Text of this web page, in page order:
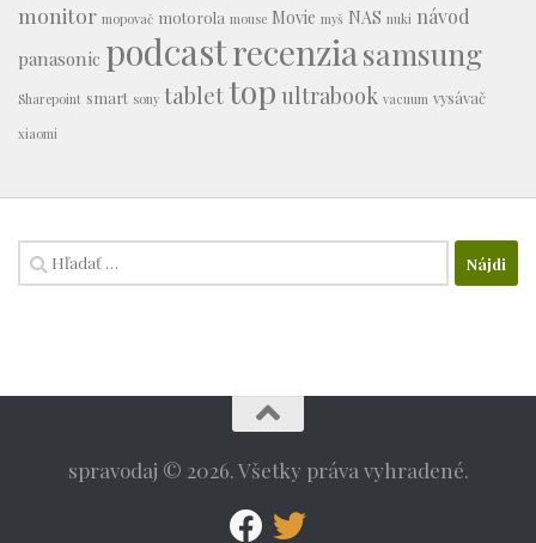
monitor mopovač motorola mouse Movie myš NAS nuki návod
panasonic podcastrecenziasamsung
Sharepoint smart sony tablettop ultrabook vacuum vysávač
xiaomi
Hľadať:
spravodaj © 2026. Všetky práva vyhradené.